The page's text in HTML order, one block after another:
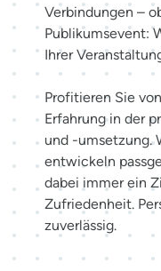
Verbindungen –
Publikumsevent:
Ihrer
Profitieren Sie
Erfahrung in der
und -umsetzung.
entwickeln
dabei immer ein
Zufriedenheit.
zuverlässig.